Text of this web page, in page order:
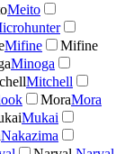
Meito
Mifine
Mifine
Minoga
Mitchell
MoraMora
Mukai
Nakazima